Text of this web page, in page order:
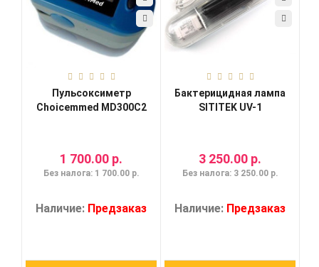
Пульсоксиметр
Choicemmed MD300C2
1 700.00 р.
Без налога: 1 700.00 р.
Наличие: Предзаказ
Бактерицидная лампа
SITITEK UV-1
3 250.00 р.
Без налога: 3 250.00 р.
Наличие: Предзаказ